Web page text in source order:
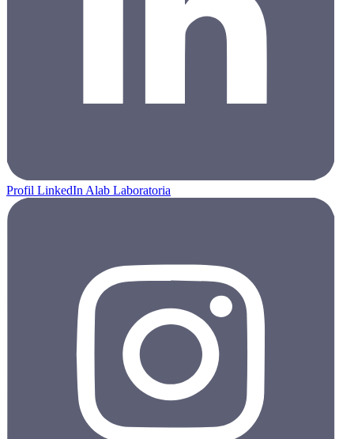
Profil LinkedIn Alab Laboratoria